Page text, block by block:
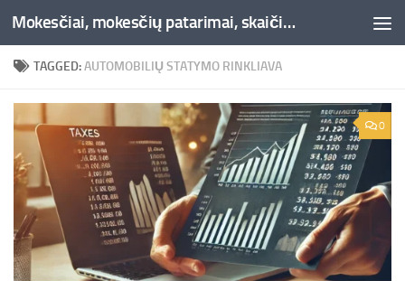
Skip to content Mokesčiai, mokesčių patarimai, skaičiuoklės, straipsniai -Liepaja.lt
TAGGED:AUTOMOBILIŲ STATYMO RINKLIAVA
0